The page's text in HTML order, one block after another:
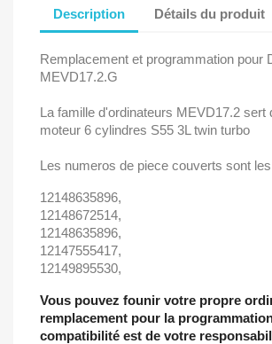
Description Détails du produit
Remplacement et programmation pour
MEVD17.2.G
La famille d'ordinateurs MEVD17.2 sert
moteur 6 cylindres S55 3L twin turbo
Les numeros de piece couverts sont
12148635896,
12148672514,
12148635896,
12147555417,
12149895530,
Vous pouvez founir votre propre
remplacement pour la
compatibilité est de votre